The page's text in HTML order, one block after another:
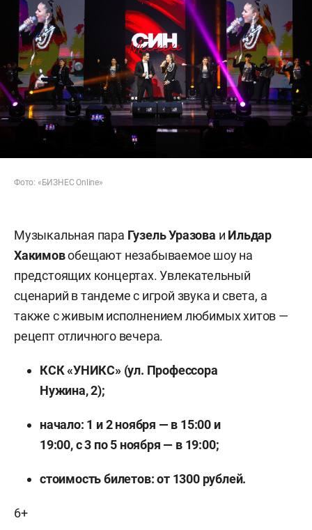
Фото: «БИЗНЕС Online»
Музыкальная пара Гузель Уразова и Ильдар
Хакимовобещают незабываемое шоу на
предстоящих концертах. Увлекательный
сценарий в тандеме с игрой звука и света, а
также с живым исполнением любимых хитов —
рецепт отличного вечера.
КСК «УНИКС» (ул. Профессора
Нужина, 2);
начало: 1 и 2 ноября — в 15:00 и
19:00, с 3 по 5 ноября — в 19:00;
стоимость билетов: от 1300 рублей.
6+